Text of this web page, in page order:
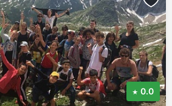
0.0